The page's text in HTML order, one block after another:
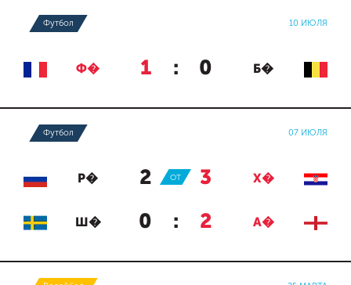
Футбол 10 ИЮЛЯ
Ф� 1 : 0 Б�
Футбол 07 ИЮЛЯ
Р� 2 : 3 Х�
ОТ
Ш� 0 : 2 А�